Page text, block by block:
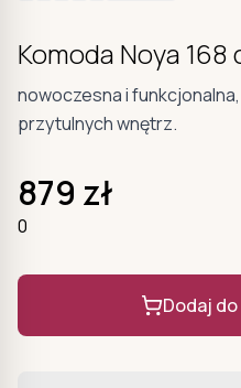
Komoda Noya 168
nowoczesna i
przytulnych wnętrz.
879 zł
0
Dodaj